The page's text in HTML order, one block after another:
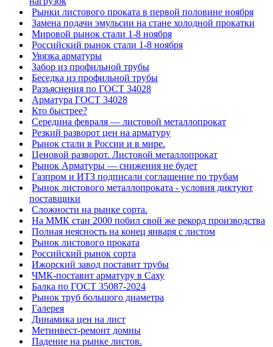
Рынки листового проката в первой половине ноября
Замена подачи эмульсии на стане холодной прокатки
Мировой рынок стали 1-8 ноября
Российский рынок стали 1-8 ноября
Увязка арматуры
Забор из профильной трубы
Беседка из профильной трубы
Разъяснения по ГОСТ 34028
Арматура ГОСТ 34028
Кто быстрее?
Середина февраля — листовой металлопрокат
Резкий разворот цен на арматуру
Рынок стали в России и в мире.
Ценовой разворот. Листовой металлопрокат
Рынок Арматуры — снижения не будет
Газпром и ИТЗ подписали соглашение по трубам
Рынок листового металлопроката - условия диктуют
поставщики
Сложности на рынке сорта.
На ММК стан 2000 побил свой же рекорд производства
Полная неясность на конец января с листом
Рынок листового проката
Российский рынок сорта
Ижорский завод поставит трубы
ЧМК-поставит арматуру в Саху
Балка по ГОСТ 35087-2024
Рынок труб большого диаметра
Галерея
Динамика цен на лист
Метинвест-ремонт домны
Падение на рынке листов.